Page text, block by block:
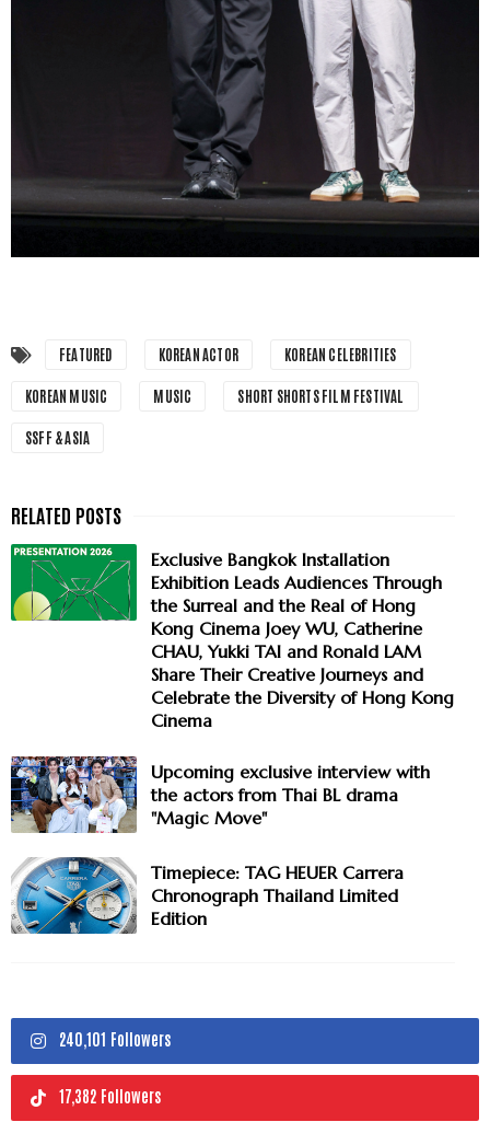
FEATURED KOREAN ACTOR KOREAN CELEBRITIES
KOREAN MUSIC MUSIC SHORT SHORTS FILM FESTIVAL
SSFF & ASIA
Exclusive Bangkok Installation
Exhibition Leads Audiences Through
the Surreal and the Real of Hong
Kong Cinema Joey WU, Catherine
CHAU, Yukki TAI and Ronald LAM
Share Their Creative Journeys and
Celebrate the Diversity of Hong Kong
Cinema
Upcoming exclusive interview with
the actors from Thai BL drama
"Magic Move"
Timepiece: TAG HEUER Carrera
Chronograph Thailand Limited
Edition
240,101 Followers
17,382 Followers